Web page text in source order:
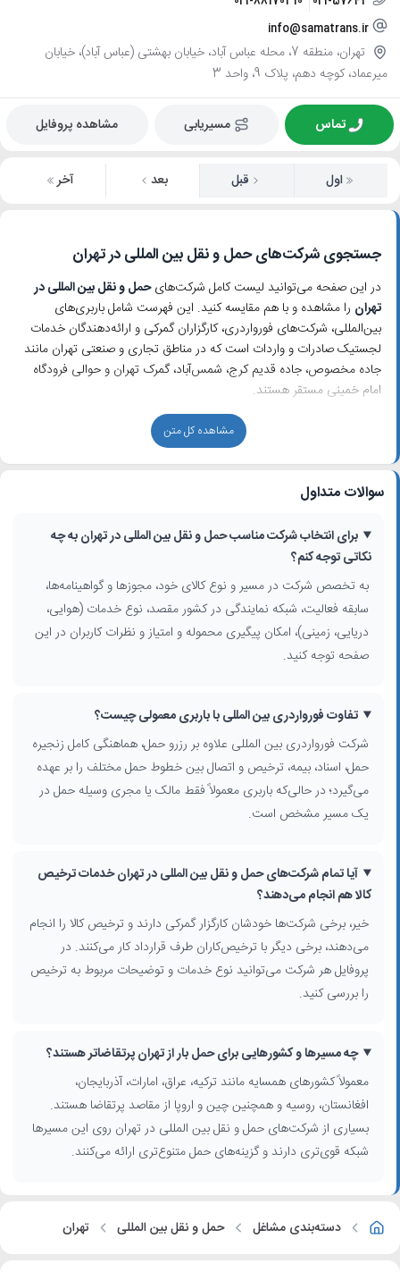
info@samatrans.ir
تهران، منطقه 7، محله عباس آباد، خیابان بهشتی (عباس آباد)، خیابان
میرعماد، کوچه دهم، پلاک 9، واحد 3
تماس مسیریابی مشاهده پروفایل
اول قبل بعد آخر
جستجوی شرکت‌های حمل و نقل بین المللی در تهران
در این صفحه می‌توانید لیست کامل شرکت‌هایحمل و نقل بین المللی در
تهران را مشاهده و با هم مقایسه کنید. این فهرست شامل باربری‌های
بین‌المللی، شرکت‌های فورواردری، کارگزاران گمرکی و ارائه‌دهندگان خدمات
لجستیک صادرات و واردات است که در مناطق تجاری و صنعتی تهران مانند
جاده مخصوص، جاده قدیم کرج، شمس‌آباد، گمرک تهران و حوالی فرودگاه
امام خمینی مستقر هستند.
انواع خدمات حمل و نقل بین المللی در تهران
شرکت‌های حمل و نقل بین‌المللی تهران معمولاً ترکیبی از خدمات زیر را ارائه
حمل هوایی بار به مقاصد پرتقاضا مانند اروپا، چین، امارات و ترکیه
حمل دریایی بار کانتینری (FCL و LCL) از بندرعباس و بنادر جنوبی
حمل زمینی بین کشورها برای مسیرهایی مانند ترکیه، عراق، آذربایجان،
افغانستان و آسیای میانه
خدمات فورواردری بین المللی و انجام تشریفات اسنادی حمل
ترخیص کالا در تهران و سایر گمرکات، به‌همراه مشاوره واردات و صادرات
لجستیک یکپارچه: انبارداری، بسته‌بندی، بیمه بار و رهگیری محموله
چگونه از فیلترها برای انتخاب بهتر استفاده کنید؟
می‌توانید از فیلترهای جستجو بر اساس استان، شهر، محدوده شهر، منطقه و
محله استفاده کنید. همچنین گزینه «جستجوی اطراف من» به شما کمک
می‌کند شرکت‌های نزدیک به موقعیت مکانی خود را سریع‌تر پیدا کنید؛ این
موضوع برای تحویل مدارک، نمونه کالا یا هماهنگی حضوری بسیار کاربردی
است.
کنید:
تخصص شرکت در نوع کالا: عمومی، فاسدشدنی، خطرناک، پروژه‌ای یا فله
مسیرها و کشورهای مقصدی که در آن‌ها تجربه و شبکه قوی دارند
مجوزهای بین‌المللی، عضویت در انجمن‌ها و نمادهای اعتبار
امتیاز کاربران، نظرات مشتریان قبلی و میزان رضایت از زمان‌بندی تحویل
هزینه‌های حمل و نقل بین‌المللی بر اساس نوع مسیر (هوایی، دریایی، زمینی)،
قیمت مناسب، سابقه و اطمینان بیشتری برای حمل بار شما فراهم کند.
مشاهده کل متن
سوالات متداول
برای انتخاب شرکت مناسب حمل و نقل بین المللی در تهران به چه
نکاتی توجه کنم؟
به تخصص شرکت در مسیر و نوع کالای خود، مجوزها و گواهینامه‌ها،
سابقه فعالیت، شبکه نمایندگی در کشور مقصد، نوع خدمات (هوایی،
دریایی، زمینی)، امکان پیگیری محموله و امتیاز و نظرات کاربران در این
صفحه توجه کنید.
تفاوت فورواردری بین المللی با باربری معمولی چیست؟
شرکت فورواردری بین المللی علاوه بر رزرو حمل، هماهنگی کامل زنجیره
حمل، اسناد، بیمه، ترخیص و اتصال بین خطوط حمل مختلف را بر عهده
می‌گیرد؛ در حالی‌که باربری معمولاً فقط مالک یا مجری وسیله حمل در
یک مسیر مشخص است.
آیا تمام شرکت‌های حمل و نقل بین المللی در تهران خدمات ترخیص
کالا هم انجام می‌دهند؟
خیر، برخی شرکت‌ها خودشان کارگزار گمرکی دارند و ترخیص کالا را انجام
می‌دهند، برخی دیگر با ترخیص‌کاران طرف قرارداد کار می‌کنند. در
پروفایل هر شرکت می‌توانید نوع خدمات و توضیحات مربوط به ترخیص
را بررسی کنید.
چه مسیرها و کشورهایی برای حمل بار از تهران پرتقاضاتر هستند؟
معمولاً کشورهای همسایه مانند ترکیه، عراق، امارات، آذربایجان،
افغانستان، روسیه و همچنین چین و اروپا از مقاصد پرتقاضا هستند.
بسیاری از شرکت‌های حمل و نقل بین المللی در تهران روی این مسیرها
شبکه قوی‌تری دارند و گزینه‌های حمل متنوع‌تری ارائه می‌کنند.
دسته‌بندی مشاغل حمل و نقل بین المللی تهران